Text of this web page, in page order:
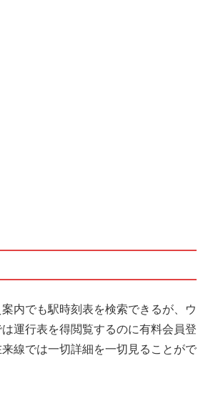
内でも駅時刻表を検索できるが、ウ
運行表を得閲覧するのに有料会員登
線では一切詳細を一切見ることがで